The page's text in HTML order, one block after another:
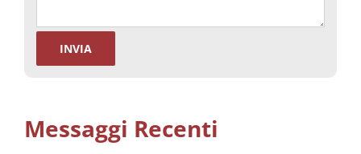
Messaggi Recenti